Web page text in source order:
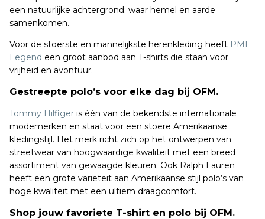
een natuurlijke achtergrond: waar hemel en aarde
samenkomen.
Voor de stoerste en mannelijkste herenkleding heeft PME
Legend een groot aanbod aan T-shirts die staan voor
vrijheid en avontuur.
Gestreepte polo’s voor elke dag bij OFM.
Tommy Hilfiger is één van de bekendste internationale
modemerken en staat voor een stoere Amerikaanse
kledingstijl. Het merk richt zich op het ontwerpen van
streetwear van hoogwaardige kwaliteit met een breed
assortiment van gewaagde kleuren. Ook Ralph Lauren
heeft een grote variëteit aan Amerikaanse stijl polo’s van
hoge kwaliteit met een ultiem draagcomfort.
Shop jouw favoriete T-shirt en polo bij OFM.